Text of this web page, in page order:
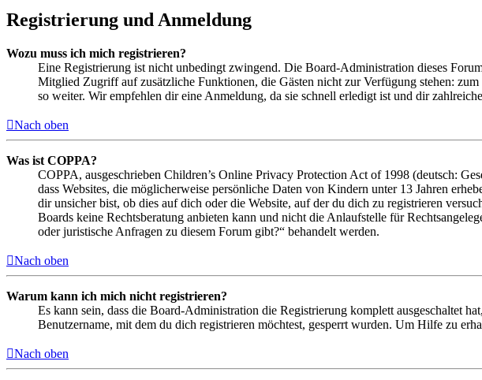
Registrierung und Anmeldung
Wozu muss ich mich registrieren?
Eine Registrierung ist nicht unbedingt zwingend. Die Board-Administration dieses
Mitglied Zugriff auf zusätzliche Funktionen, die Gästen nicht zur Verfügung stehen:
so weiter. Wir empfehlen dir eine Anmeldung, da sie schnell erledigt ist und dir
Nach oben
Was ist COPPA?
COPPA, ausgeschrieben Children’s Online Privacy Protection Act of 1998 (deutsch:
dass Websites, die möglicherweise persönliche Daten von Kindern unter 13 Jahren
dir unsicher bist, ob dies auf dich oder die Website, auf der du dich zu registrieren
Boards keine Rechtsberatung anbieten kann und nicht die Anlaufstelle für
oder juristische Anfragen zu diesem Forum gibt?“ behandelt werden.
Nach oben
Warum kann ich mich nicht registrieren?
Es kann sein, dass die Board-Administration die Registrierung komplett ausgeschaltet
Benutzername, mit dem du dich registrieren möchtest, gesperrt wurden. Um Hilfe zu
Nach oben